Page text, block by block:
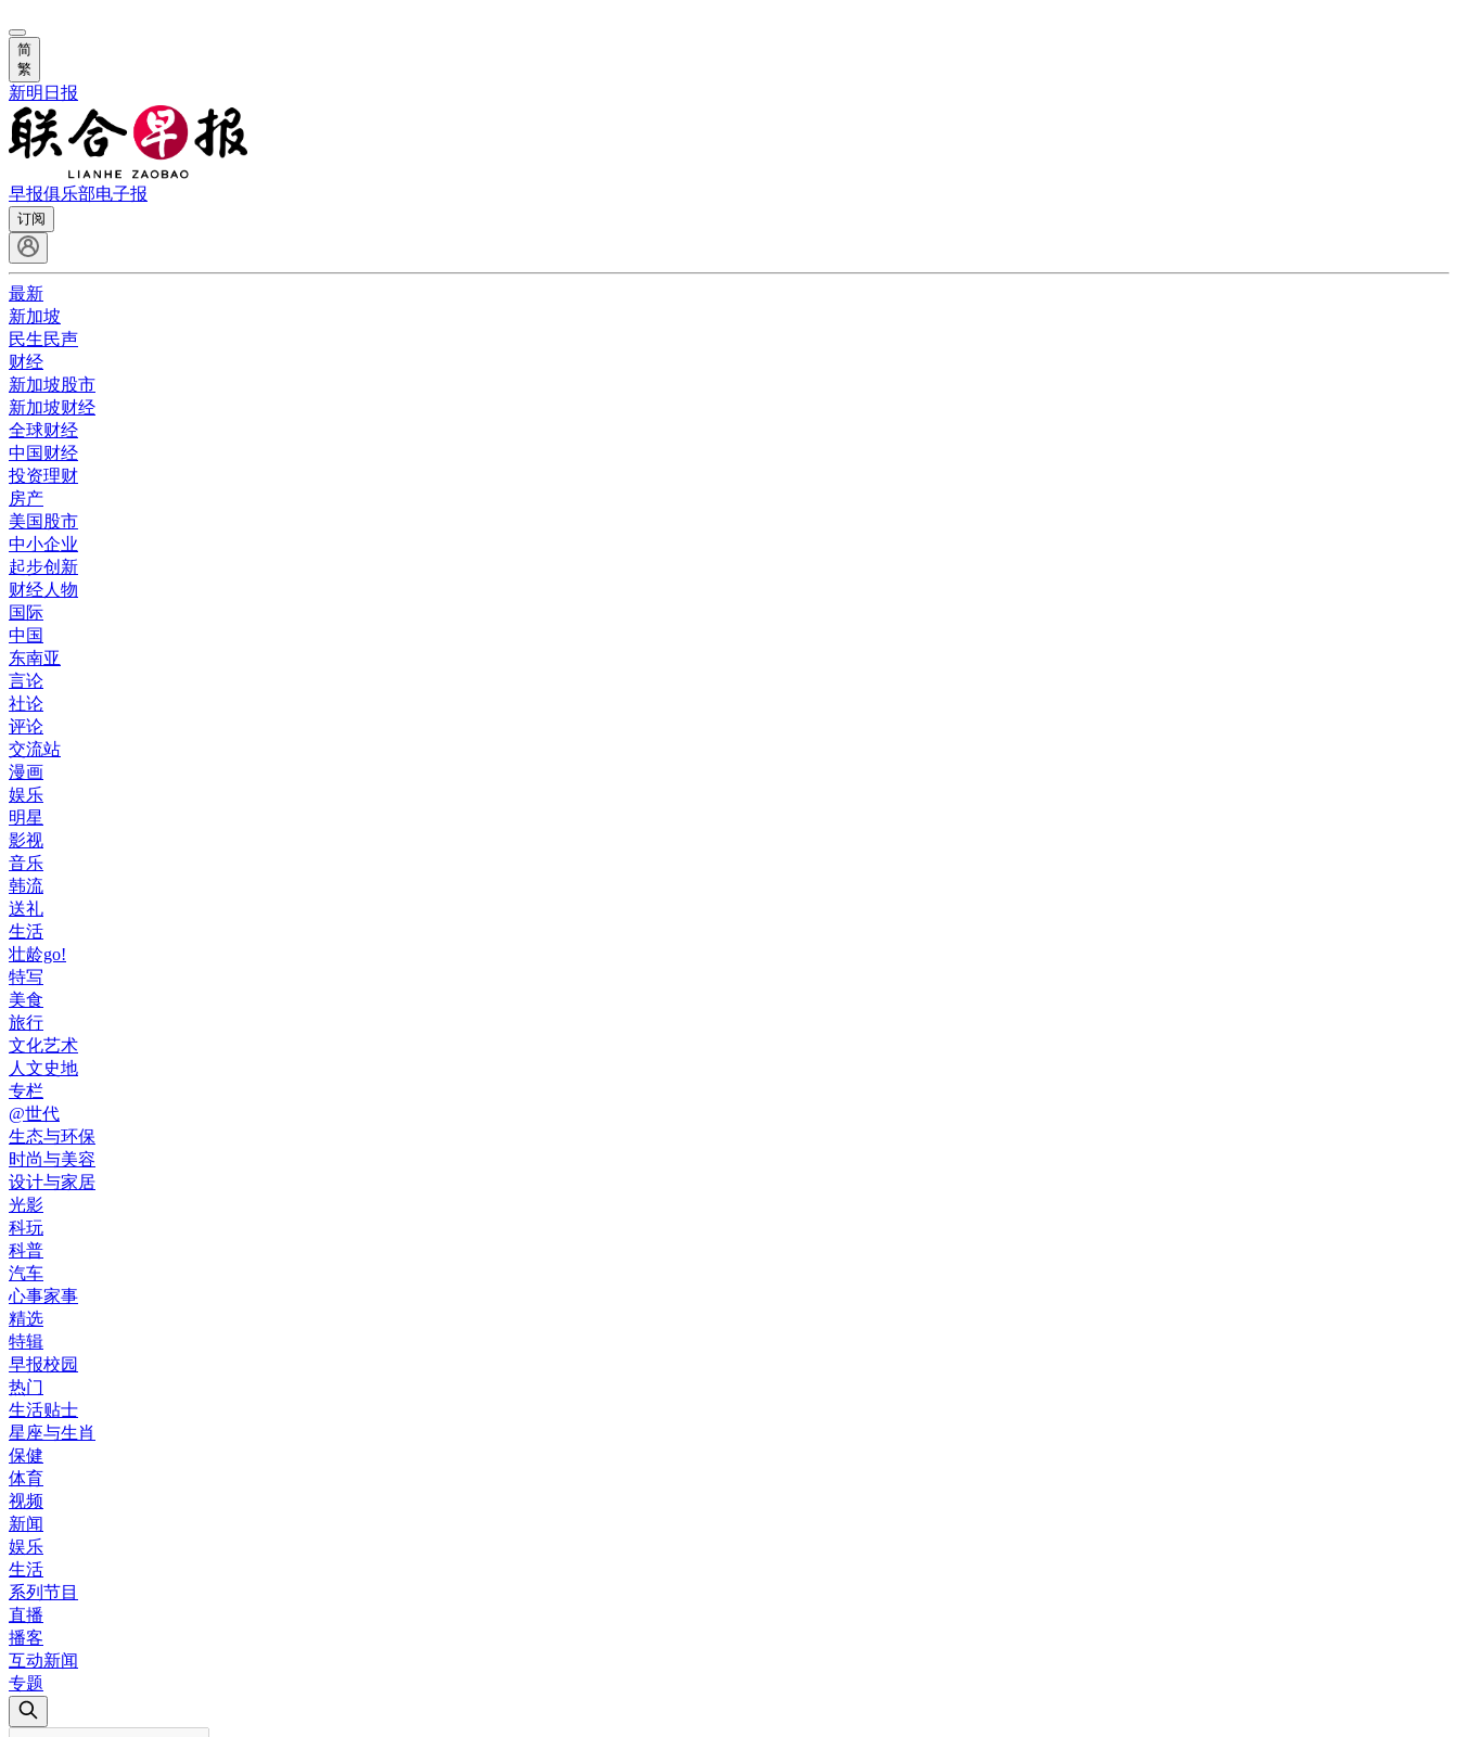
简
繁
新明日报
早报俱乐部电子报
订阅
最新
新加坡
民生民声
财经
新加坡股市
新加坡财经
全球财经
中国财经
投资理财
房产
美国股市
中小企业
起步创新
财经人物
国际
中国
东南亚
言论
社论
评论
交流站
漫画
娱乐
明星
影视
音乐
韩流
送礼
生活
壮龄go!
特写
美食
旅行
文化艺术
人文史地
专栏
@世代
生态与环保
时尚与美容
设计与家居
光影
科玩
科普
汽车
心事家事
精选
特辑
早报校园
热门
生活贴士
星座与生肖
保健
体育
视频
新闻
娱乐
生活
系列节目
直播
播客
互动新闻
专题